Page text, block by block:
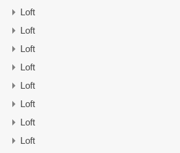
Loft
Loft
Loft
Loft
Loft
Loft
Loft
Loft